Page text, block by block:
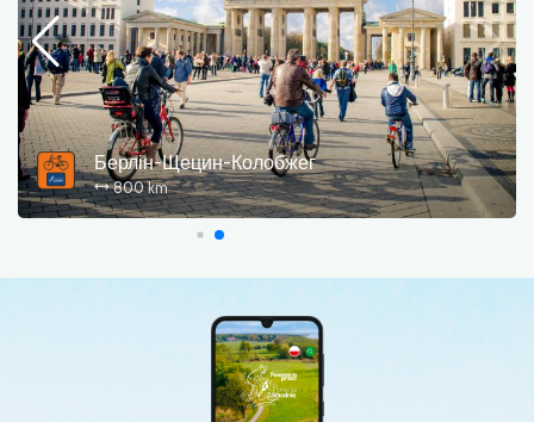
Маршрут Західних озер (R20)
336 km